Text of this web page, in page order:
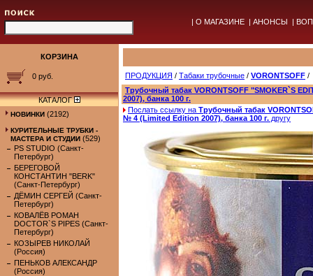
| О МАГАЗИНЕ | АНОНСЫ |
КОРЗИНА
0 руб.
КАТАЛОГ
НОВИНКИ (2192)
КУРИТЕЛЬНЫЕ ТРУБКИ -
МАСТЕРА И СТУДИИ (529)
PS STUDIO (Санкт-
Петербург)
БЕРЕГОВОЙ
КОНСТАНТИН "BERK"
(Санкт-Петербург)
ДЁМИН СЕРГЕЙ (Санкт-
Петербург)
КОВАЛЁВ РОМАН
DOCTOR`S PIPES (Санкт-
Петербург)
КОЗЫРЕВ НИКОЛАЙ
(Россия)
ПЕНЬКОВ АЛЕКСАНДР
(Россия)
ПРОДУКЦИЯ / Табаки трубочные / VORONTSOFF /
Трубочный табак VORONTSOFF "SMOKER`S
2007), банка 100 г.
Послать ссылку на Трубочный табак
№ 4 (Limited Edition 2007), банка 100 г. другу